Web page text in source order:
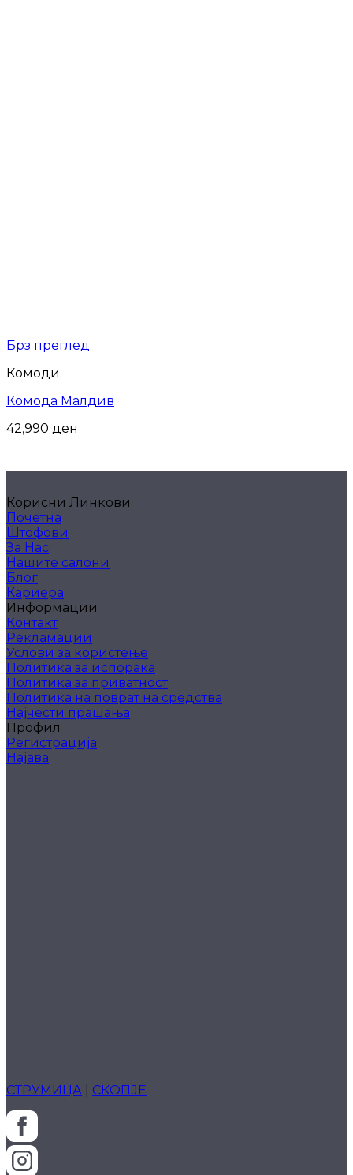
Брз преглед
Комоди
Комода Малдив
42,990 ден
Корисни Линкови
Почетна
Штофови
За Нас
Нашите салони
Блог
Кариера
Информации
Контакт
Рекламации
Услови за користење
Политика за испорака
Политика за приватност
Политика на поврат на средства
Најчести прашања
Профил
Регистрација
Најава
СТРУМИЦА СКОПЈЕ